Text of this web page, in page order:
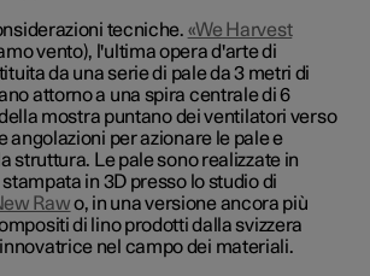
tecniche. «We Harvest
vento), l'ultima opera d'arte di
da una serie di pale da 3 metri di
attorno a una spira centrale di 6
mostra puntano dei ventilatori verso
angolazioni per azionare le pale e
struttura. Le pale sono realizzate in
in 3D presso lo studio di
Rawo, in una versione ancora più
di lino prodotti dalla svizzera
nel campo dei materiali.